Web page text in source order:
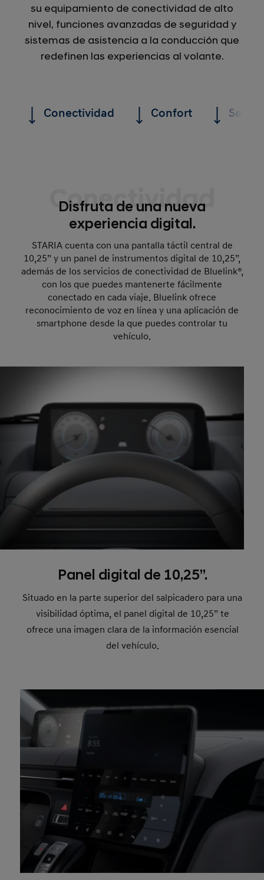
su equipamiento de conectividad de alto
nivel, funciones avanzadas de seguridad y
sistemas de asistencia a la conducción que
redefinen las experiencias al volante.
Conectividad Confort
Conectividad
Disfruta de una nueva
experiencia digital.
STARIA cuenta con una pantalla táctil central de
10,25” y un panel de instrumentos digital de 10,25”,
además de los servicios de conectividad de Bluelink®,
con los que puedes mantenerte fácilmente
conectado en cada viaje. Bluelink ofrece
reconocimiento de voz en línea y una aplicación de
smartphone desde la que puedes controlar tu
vehículo.
Panel digital de 10,25”.
Situado en la parte superior del salpicadero para una
visibilidad óptima, el panel digital de 10,25” te
ofrece una imagen clara de la información esencial
del vehículo.